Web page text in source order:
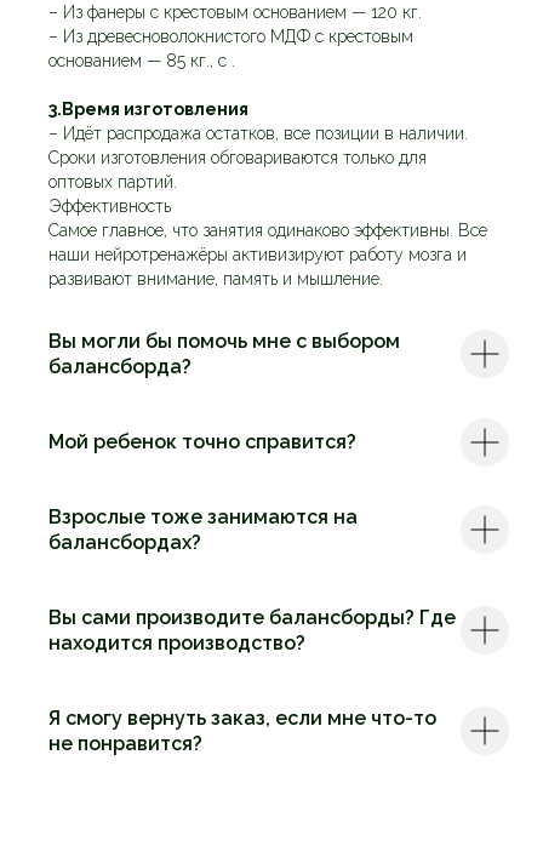
– Из фанеры с крестовым основанием — 120 кг.
– Из древесноволокнистого МДФ с крестовым
основанием — 85 кг., с .
3.Время изготовления
– Идёт распродажа остатков, все позиции в наличии.
Сроки изготовления обговариваются только для
оптовых партий.
Эффективность
Самое главное, что занятия одинаково эффективны. Все
наши нейротренажёры активизируют работу мозга и
развивают внимание, память и мышление.
Вы могли бы помочь мне с выбором
балансборда?
Мой ребенок точно справится?
Взрослые тоже занимаются на
балансбордах?
Вы сами производите балансборды? Где
находится производство?
Я смогу вернуть заказ, если мне что-то
не понравится?